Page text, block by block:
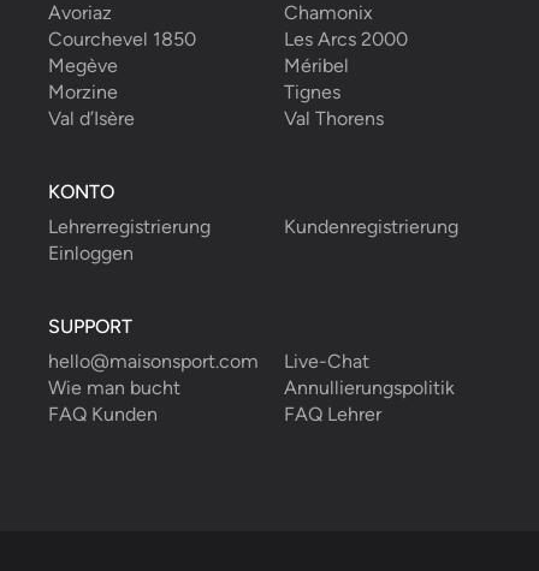
Avoriaz
Chamonix
Courchevel 1850
Les Arcs 2000
Megève
Méribel
Morzine
Tignes
Val d’Isère
Val Thorens
KONTO
Lehrerregistrierung
Kundenregistrierung
Einloggen
SUPPORT
hello@maisonsport.com
Live-Chat
Wie man bucht
Annullierungspolitik
FAQ Kunden
FAQ Lehrer